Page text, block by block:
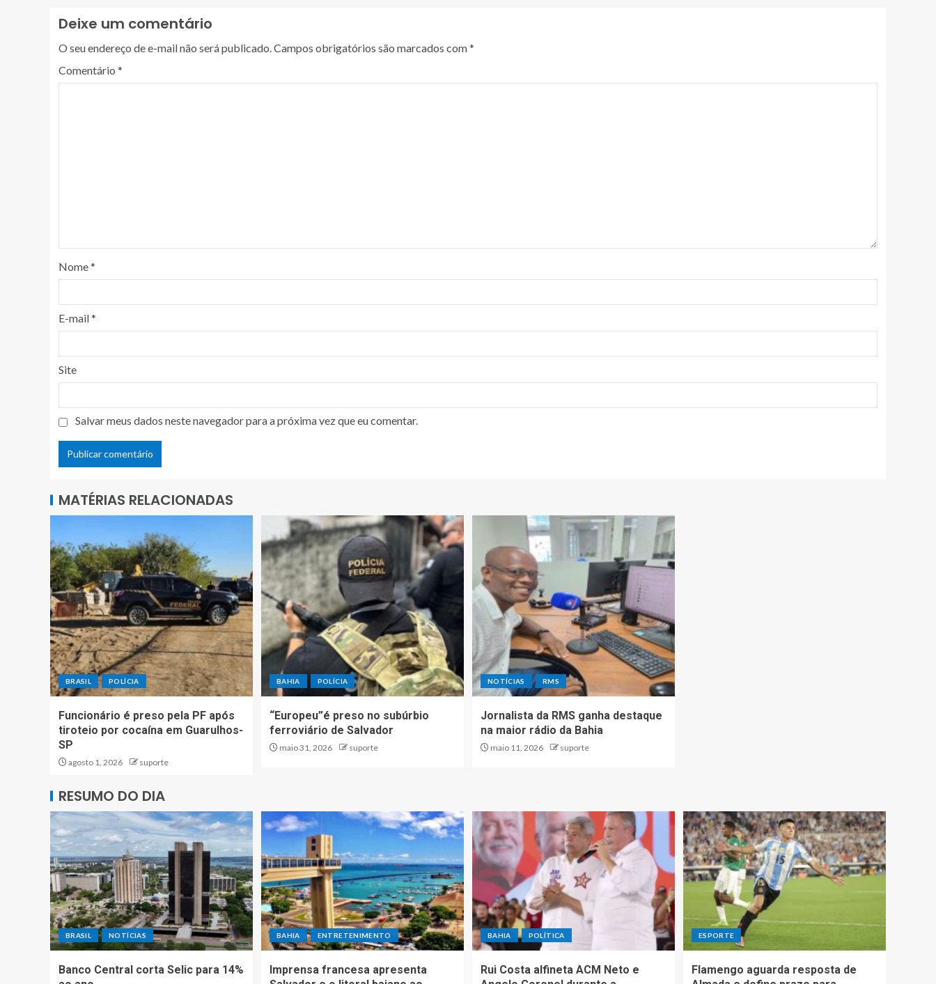
Deixe um comentário
O seu endereço de e-mail não será publicado.Campos obrigatórios são marcados com*
Comentário *
Nome*
E-mail*
Site
Salvar meus dados neste navegador para a próxima vez que eu comentar.
MATÉRIAS RELACIONADAS
BRASIL POLÍCIA
Funcionário é preso pela PF após
tiroteio por cocaína em Guarulhos-
SP
agosto 1, 2026 suporte
BAHIA POLÍCIA
“Europeu”é preso no subúrbio
ferroviário de Salvador
maio 31, 2026 suporte
NOTÍCIAS RMS
Jornalista da RMS ganha destaque
na maior rádio da Bahia
maio 11, 2026 suporte
RESUMO DO DIA
BRASIL NOTÍCIAS
Banco Central corta Selic para 14%
BAHIA ENTRETENIMENTO
Imprensa francesa apresenta
BAHIA POLÍTICA
Rui Costa alfineta ACM Neto e
ESPORTE
Flamengo aguarda resposta de